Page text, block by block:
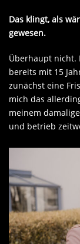
Das klingt, als
gewesen.
Überhaupt nicht.
bereits mit 15
zunächst eine
mich das
meinem
und betrieb